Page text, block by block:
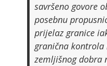
savršeno govore
posebnu
prijelaz granice
granična
zemljišnog dobra